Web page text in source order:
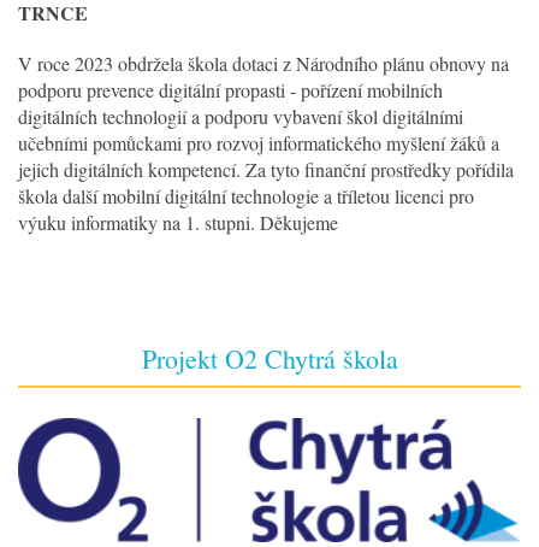
TRNCE
V roce 2023 obdržela škola dotaci z Národního plánu obnovy na
podporu prevence digitální propasti - pořízení mobilních
digitálních technologií a podporu vybavení škol digitálními
učebními pomůckami pro rozvoj informatického myšlení žáků a
jejich digitálních kompetencí. Za tyto finanční prostředky pořídila
škola další mobilní digitální technologie a tříletou licenci pro
výuku informatiky na 1. stupni. Děkujeme
Projekt O2 Chytrá škola